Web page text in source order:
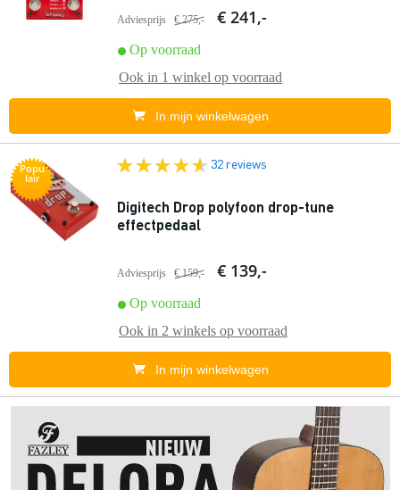
Adviesprijs € 275,- € 241,-
Op voorraad
Ook in 1 winkel op voorraad
In mijn winkelwagen
Popu
lair
32 reviews
Digitech Drop polyfoon drop-tune
effectpedaal
Adviesprijs € 159,- € 139,-
Op voorraad
Ook in 2 winkels op voorraad
In mijn winkelwagen